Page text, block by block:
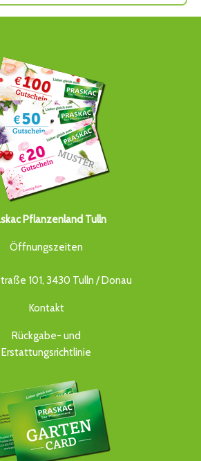
Pflanzenland Tulln
Öffnungszeiten
101, 3430 Tulln / Donau
Kontakt
Rückgabe- und
Erstattungsrichtlinie